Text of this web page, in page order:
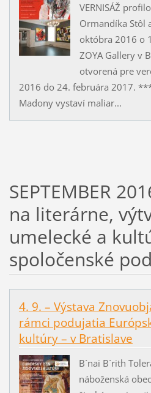
VERNISÁŽ
Ormandíka Stôl
októbra 2016 o
ZOYA Gallery v
otvorená pre
2016 do 24. februára 2017.
Madony vystaví maliar...
SEPTEMBER
na literárne,
umelecké a
spoločenské
4. 9. – Výstava
rámci podujatia
kultúry – v Bratislave
B´nai B´rith
náboženská